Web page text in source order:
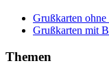
Grußkarten
Grußkarten mit
Themen